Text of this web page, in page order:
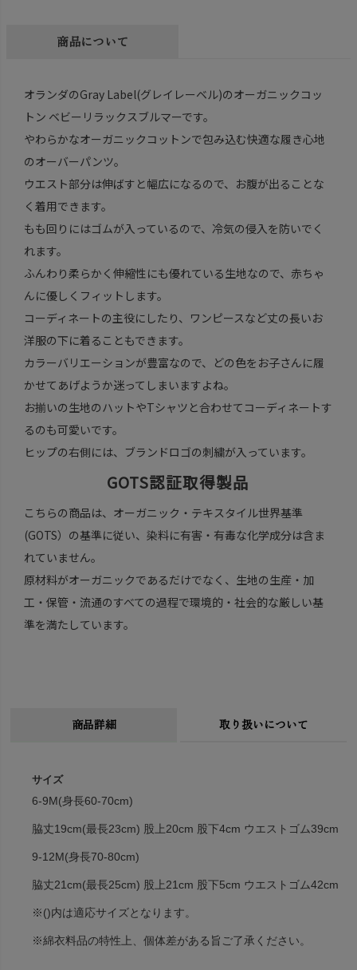
商品について
オランダのGray Label(グレイレーベル)のオーガニックコッ
トン ベビーリラックスブルマーです。
やわらかなオーガニックコットンで包み込む快適な履き心地
のオーバーパンツ。
ウエスト部分は伸ばすと幅広になるので、お腹が出ることな
く着用できます。
もも回りにはゴムが入っているので、冷気の侵入を防いでく
れます。
ふんわり柔らかく伸縮性にも優れている生地なので、赤ちゃ
んに優しくフィットします。
コーディネートの主役にしたり、ワンピースなど丈の長いお
洋服の下に着ることもできます。
カラーバリエーションが豊富なので、どの色をお子さんに履
かせてあげようか迷ってしまいますよね。
お揃いの生地のハットやTシャツと合わせてコーディネートす
るのも可愛いです。
ヒップの右側には、ブランドロゴの刺繍が入っています。
GOTS認証取得製品
こちらの商品は、オーガニック・テキスタイル世界基準
(GOTS）の基準に従い、染料に有害・有毒な化学成分は含ま
れていません。
原材料がオーガニックであるだけでなく、生地の生産・加
工・保管・流通のすべての過程で環境的・社会的な厳しい基
準を満たしています。
商品詳細 取り扱いについて
サイズ
6-9M(身長60-70cm)
脇丈19cm(最長23cm) 股上20cm 股下4cm ウエストゴム39cm
9-12M(身長70-80cm)
脇丈21cm(最長25cm) 股上21cm 股下5cm ウエストゴム42cm
※()内は適応サイズとなります。
※綿衣料品の特性上、個体差がある旨ご了承ください。